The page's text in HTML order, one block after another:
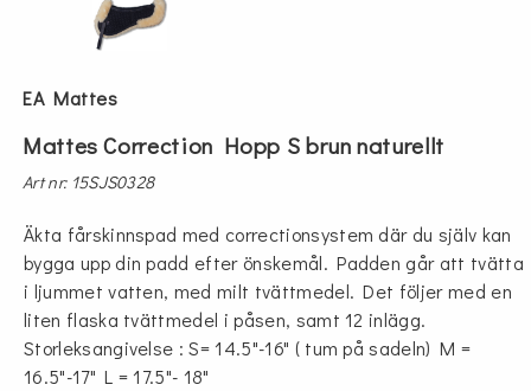
EA Mattes
Mattes Correction Hopp S brun naturellt
Art nr: 15SJS0328
Äkta fårskinnspad med correctionsystem där du själv kan
bygga upp din padd efter önskemål. Padden går att tvätta
i ljummet vatten, med milt tvättmedel. Det följer med en
liten flaska tvättmedel i påsen, samt 12 inlägg.
Storleksangivelse : S= 14.5"-16" ( tum på sadeln) M =
16.5"-17" L = 17.5"- 18"